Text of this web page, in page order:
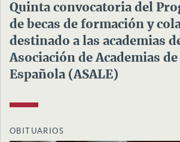
Quinta convocatoria del
de becas de formación y
destinado a las academias
Asociación de Academias
Española (ASALE)
OBITUARIOS